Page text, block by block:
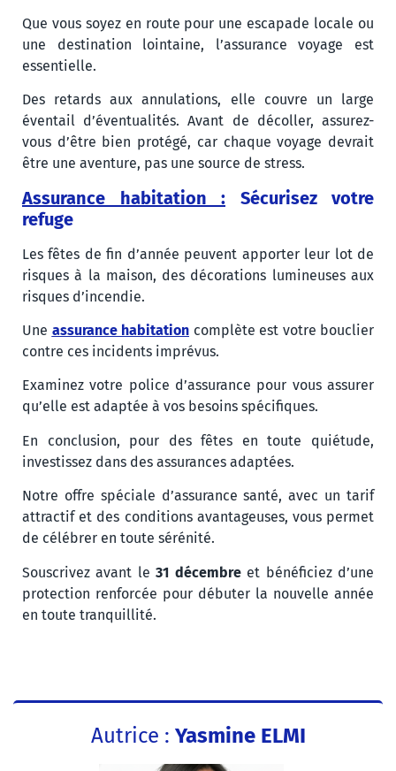
Que vous soyez en route pour une escapade locale ou
une destination lointaine, l’assurance voyage est
essentielle.
Des retards aux annulations, elle couvre un large
éventail d’éventualités. Avant de décoller, assurez-
vous d’être bien protégé, car chaque voyage devrait
être une aventure, pas une source de stress.
Assurance habitation : Sécurisez votre
refuge
Les fêtes de fin d’année peuvent apporter leur lot de
risques à la maison, des décorations lumineuses aux
risques d’incendie.
Une assurance habitation complète est votre bouclier
contre ces incidents imprévus.
Examinez votre police d’assurance pour vous assurer
qu’elle est adaptée à vos besoins spécifiques.
En conclusion, pour des fêtes en toute quiétude,
investissez dans des assurances adaptées.
Notre offre spéciale d’assurance santé, avec un tarif
attractif et des conditions avantageuses, vous permet
de célébrer en toute sérénité.
Souscrivez avant le31 décembreet bénéficiez d’une
protection renforcée pour débuter la nouvelle année
en toute tranquillité.
Autrice : Yasmine ELMI